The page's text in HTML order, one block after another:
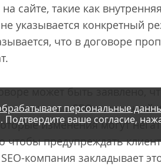
сайте, такие как
указывается конкретный
что в договоре
может быть заявлено,
с SEO-
изменения могут
чтобы предупреждать
компания закладывает
персональные
Подтвердите ваше согласие,